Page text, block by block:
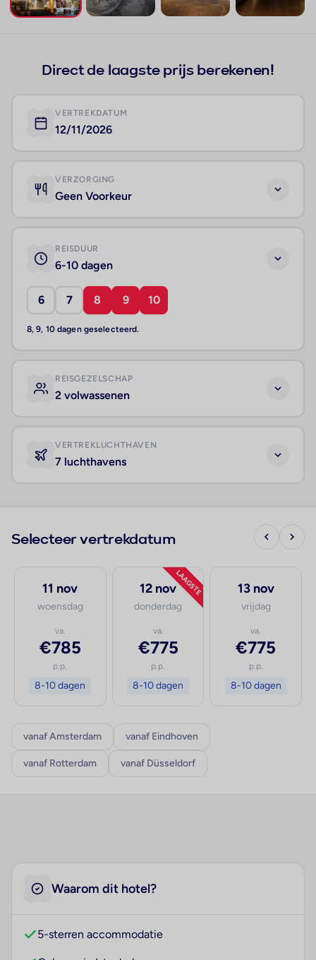
Direct de laagste prijs berekenen!
VERTREKDATUM
12/11/2026
VERZORGING
Geen Voorkeur
REISDUUR
6-10 dagen
6 7 8 9 10
8, 9, 10 dagen geselecteerd.
REISGEZELSCHAP
2 volwassenen
VERTREKLUCHTHAVEN
7 luchthavens
Selecteer vertrekdatum
11 nov
woensdag
va.
€785
p.p.
8-10 dagen
LAAGSTE
12 nov
donderdag
va.
€775
p.p.
8-10 dagen
13 nov
vrijdag
va.
€775
p.p.
8-10 dagen
vanaf Amsterdam vanaf Eindhoven
vanaf Rotterdam vanaf Düsseldorf
Waarom dit hotel?
5-sterren accommodatie